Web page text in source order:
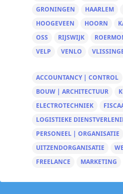
GRONINGEN
HAARLEM
HOOGEVEEN
HOORN
OSS
RIJSWIJK
VELP
VENLO
ACCOUNTANCY | CONTROL
BOUW | ARCHITECTUUR
ELECTROTECHNIEK
LOGISTIEKE
PERSONEEL | ORGANISATIE
UITZENDORGANISATIE
FREELANCE
MARKETING